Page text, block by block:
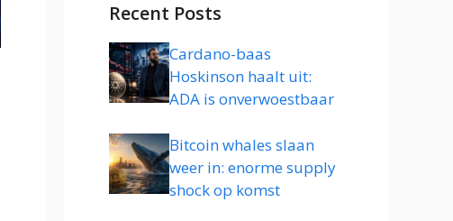
Recent Posts
Cardano-baas
Hoskinson haalt uit:
ADA is onverwoestbaar
Bitcoin whales slaan
weer in: enorme supply
shock op komst